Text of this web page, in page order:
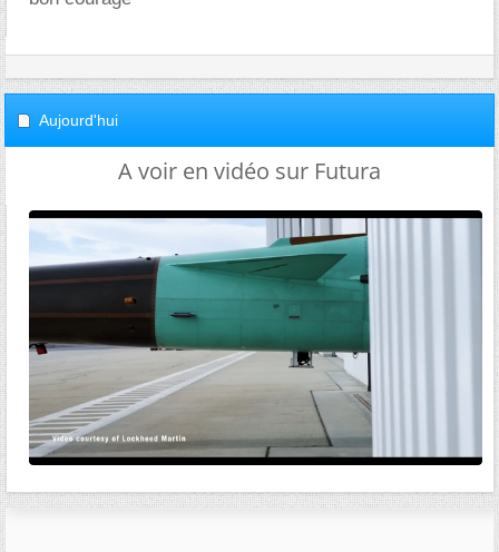
Aujourd'hui
A voir en vidéo sur Futura